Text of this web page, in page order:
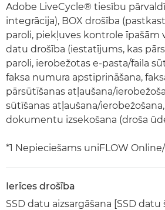
Adobe LiveCycle® tiesību
integrācija), BOX drošība
paroli, piekļuves kontrole īpašām
datu drošība (iestatījums, kas
paroli, ierobežotas e-pasta/faila
faksa numura apstiprināšana,
pārsūtīšanas atļaušana/
sūtīšanas atļaušana/
dokumentu izsekošana (droša
*1 Nepieciešams uniFLOW
Ierīces drošība
SSD datu aizsargāšana [SSD datu